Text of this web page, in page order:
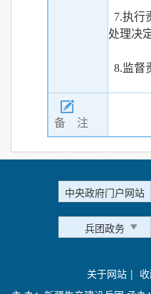
7.执行
处理决
8.监督
备 注
中央政府门户网站
兵团政务
关于网站 |